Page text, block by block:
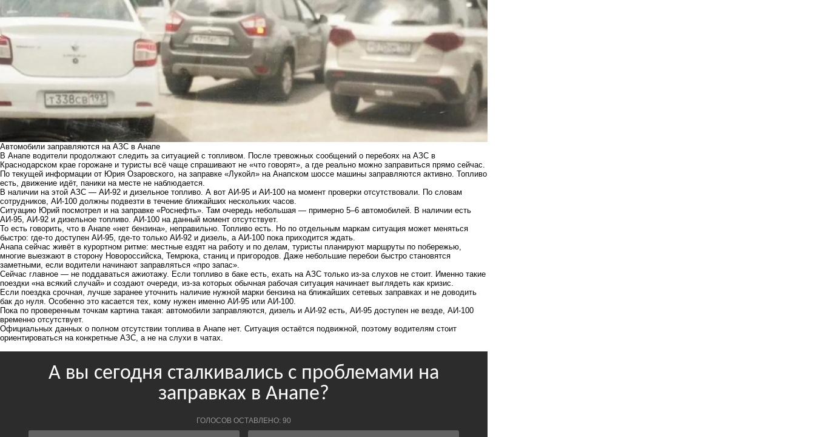
Автомобили заправляются на АЗС в Анапе
В Анапе водители продолжают следить за ситуацией с топливом. После тревожных сообщений о перебоях на АЗС в
Краснодарском крае горожане и туристы всё чаще спрашивают не «что говорят», а где реально можно заправиться прямо сейчас.
По текущей информации от Юрия Озаровского, на заправке «Лукойл» на Анапском шоссе машины заправляются активно. Топливо
есть, движение идёт, паники на месте не наблюдается.
В наличии на этой АЗС — АИ-92 и дизельное топливо. А вот АИ-95 и АИ-100 на момент проверки отсутствовали. По словам
сотрудников, АИ-100 должны подвезти в течение ближайших нескольких часов.
Ситуацию Юрий посмотрел и на заправке «Роснефть». Там очередь небольшая — примерно 5–6 автомобилей. В наличии есть
АИ-95, АИ-92 и дизельное топливо. АИ-100 на данный момент отсутствует.
То есть говорить, что в Анапе «нет бензина», неправильно. Топливо есть. Но по отдельным маркам ситуация может меняться
быстро: где-то доступен АИ-95, где-то только АИ-92 и дизель, а АИ-100 пока приходится ждать.
Анапа сейчас живёт в курортном ритме: местные ездят на работу и по делам, туристы планируют маршруты по побережью,
многие выезжают в сторону Новороссийска, Темрюка, станиц и пригородов. Даже небольшие перебои быстро становятся
заметными, если водители начинают заправляться «про запас».
Сейчас главное — не поддаваться ажиотажу. Если топливо в баке есть, ехать на АЗС только из-за слухов не стоит. Именно такие
поездки «на всякий случай» и создают очереди, из-за которых обычная рабочая ситуация начинает выглядеть как кризис.
Если поездка срочная, лучше заранее уточнить наличие нужной марки бензина на ближайших сетевых заправках и не доводить
бак до нуля. Особенно это касается тех, кому нужен именно АИ-95 или АИ-100.
Пока по проверенным точкам картина такая: автомобили заправляются, дизель и АИ-92 есть, АИ-95 доступен не везде, АИ-100
временно отсутствует.
Официальных данных о полном отсутствии топлива в Анапе нет. Ситуация остаётся подвижной, поэтому водителям стоит
ориентироваться на конкретные АЗС, а не на слухи в чатах.